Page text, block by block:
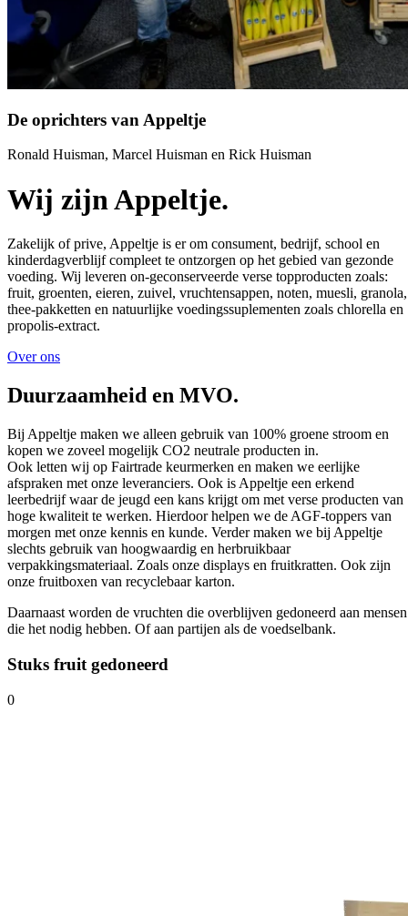
De oprichters van Appeltje
Ronald Huisman, Marcel Huisman en Rick Huisman
Wij zijnAppeltje.
Zakelijk of prive, Appeltje is er om consument, bedrijf, school en
kinderdagverblijf compleet te ontzorgen op het gebied van gezonde
voeding. Wij leveren on-geconserveerde verse topproducten zoals:
fruit, groenten, eieren, zuivel, vruchtensappen, noten, muesli, granola,
thee-pakketten en natuurlijke voedingssuplementen zoals chlorella en
propolis-extract.
Over ons
Duurzaamheid en MVO.
Bij Appeltje maken we alleen gebruik van 100% groene stroom en
kopen we zoveel mogelijk CO2 neutrale producten in.
Ook letten wij op Fairtrade keurmerken en maken we eerlijke
afspraken met onze leveranciers. Ook is Appeltje een erkend
leerbedrijf waar de jeugd een kans krijgt om met verse producten van
hoge kwaliteit te werken. Hierdoor helpen we de AGF-toppers van
morgen met onze kennis en kunde. Verder maken we bij Appeltje
slechts gebruik van hoogwaardig en herbruikbaar
verpakkingsmateriaal. Zoals onze displays en fruitkratten. Ook zijn
onze fruitboxen van recyclebaar karton.
Daarnaast worden de vruchten die overblijven gedoneerd aan mensen
die het nodig hebben. Of aan partijen als de voedselbank.
Stuks fruit gedoneerd
0